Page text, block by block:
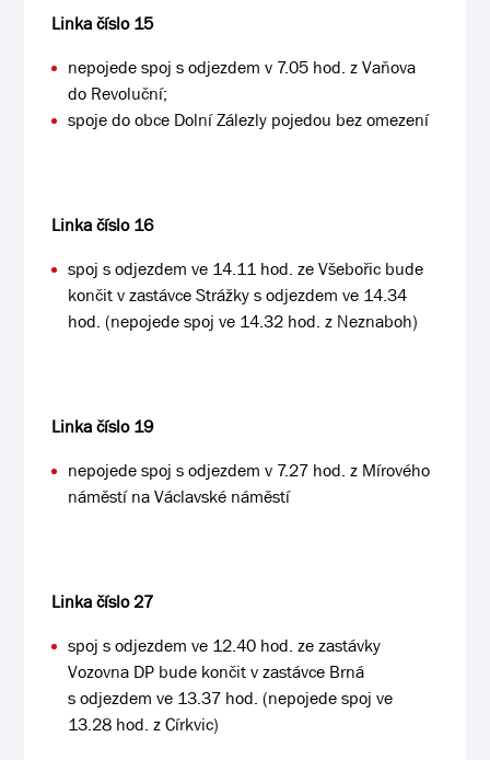
Linka číslo 15
nepojede spoj s odjezdem v 7.05 hod. z Vaňova
do Revoluční;
spoje do obce Dolní Zálezly pojedou bez omezení
Linka číslo 16
spoj s odjezdem ve 14.11 hod. ze Všebořic bude
končit v zastávce Strážky s odjezdem ve 14.34
hod. (nepojede spoj ve 14.32 hod. z Neznaboh)
Linka číslo 19
nepojede spoj s odjezdem v 7.27 hod. z Mírového
náměstí na Václavské náměstí
Linka číslo 27
spoj s odjezdem ve 12.40 hod. ze zastávky
Vozovna DP bude končit v zastávce Brná
s odjezdem ve 13.37 hod. (nepojede spoj ve
13.28 hod. z Církvic)